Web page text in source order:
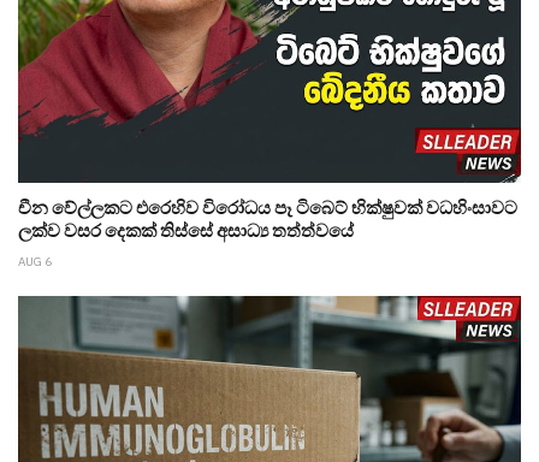
චීන වේල්ලකට එරෙහිව විරෝධය පෑ ටිබෙට් භික්ෂුවක් වධහිංසාවට
ලක්ව වසර දෙකක් තිස්සේ අසාධ්‍ය තත්ත්වයේ
AUG 6